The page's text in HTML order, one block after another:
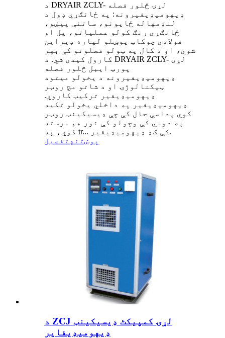
د DRYAIR ZCLY- لړۍ څلور فصله
ډیهومیډیفیرونه: په ځانګړي ډول د
لنډمهاله ځایونو، ساتنې پیښو،
ځانګړي رنګ کولو عملیاتو، پل او
فولادي چوکاټ پوښلو لپاره ډیزاین
شوي، او د کال په ټولو فصلونو کې بهر
کارول کیدی شي. د DRYAIR ZCLY- لړۍ
پورټ ایبل څلور فصله
ډیهومیډیفیرونه د یخولو میتود
ټیکنالوژۍ او د شاتو مچ روټر
ډیهومیډیفیر ترکیب کاروي.
ډیهومیډیفیر په داخلي یخولو تکیه
کوي پداسې حال کې چې ډیسیکینټ روټر
په دوبي کې وچولو کې نور هم مرسته
کوي، په tr... کې ګډ ډیهومیډیفیر.
پوښتنه تفصیل
د ZCJ لړۍ کمپیکٹ ډیسیکینټ
ډیهومیډیفایر